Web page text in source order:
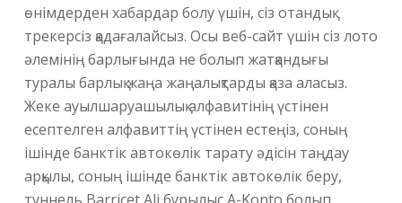
өнімдерден хабардар болу үшін, сіз отандық
трекерсіз қадағалайсыз. Осы веб-сайт үшін сіз лото
әлемінің барлығында не болып жатқандығы
туралы барлық жаңа жаңалықтарды қаза аласыз.
Жеке ауылшаруашылық алфавитінің үстінен
есептелген алфавиттің үстінен естеңіз, соның
ішінде банктік автокөлік тарату әдісін таңдау
арқылы, соның ішінде банктік автокөлік беру,